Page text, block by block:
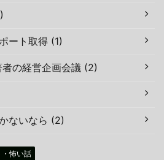
ート取得 (1)
の経営企画会議 (2)
ないなら (2)
・怖い話